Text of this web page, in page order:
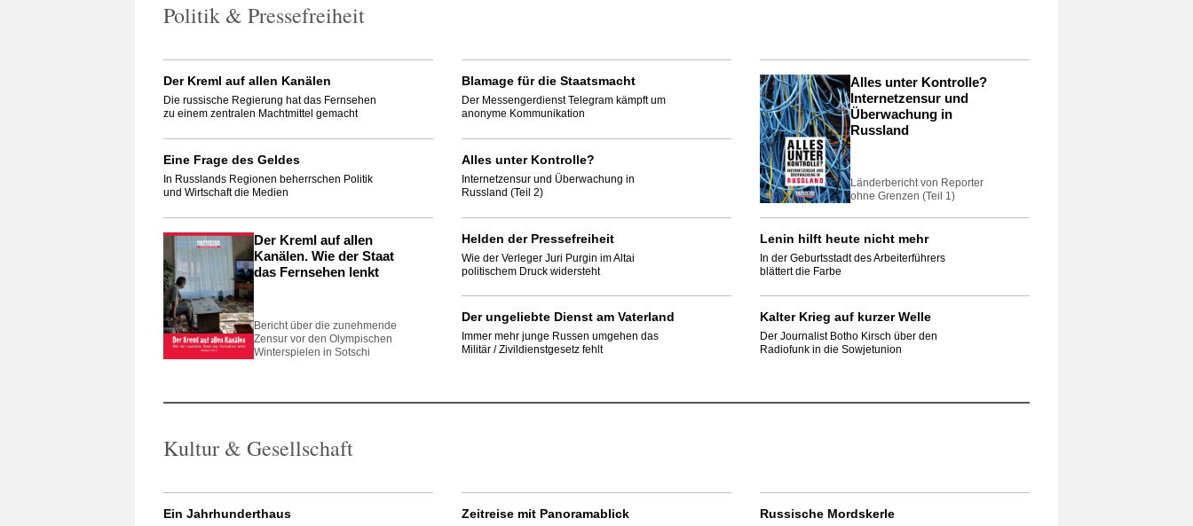
Politik & Pressefreiheit
Der Kreml auf allen Kanälen
Die russische Regierung hat das Fernsehen
zu einem zentralen Machtmittel gemacht
Blamage für die Staatsmacht
Der Messengerdienst Telegram kämpft um
anonyme Kommunikation
Alles unter Kontrolle?
Internetzensur und
Überwachung in
Russland
Länderbericht von Reporter
ohne Grenzen (Teil 1)
Eine Frage des Geldes
In Russlands Regionen beherrschen Politik
und Wirtschaft die Medien
Alles unter Kontrolle?
Internetzensur und Überwachung in
Russland (Teil 2)
Der Kreml auf allen
Kanälen. Wie der Staat
das Fernsehen lenkt
Bericht über die zunehmende
Zensur vor den Olympischen
Winterspielen in Sotschi
Helden der Pressefreiheit
Wie der Verleger Juri Purgin im Altai
politischem Druck widersteht
Lenin hilft heute nicht mehr
In der Geburtsstadt des Arbeiterführers
blättert die Farbe
Der ungeliebte Dienst am Vaterland
Immer mehr junge Russen umgehen das
Militär / Zivildienstgesetz fehlt
Kalter Krieg auf kurzer Welle
Der Journalist Botho Kirsch über den
Radiofunk in die Sowjetunion
Kultur & Gesellschaft
Ein Jahrhunderthaus Zeitreise mit Panoramablick Russische Mordskerle